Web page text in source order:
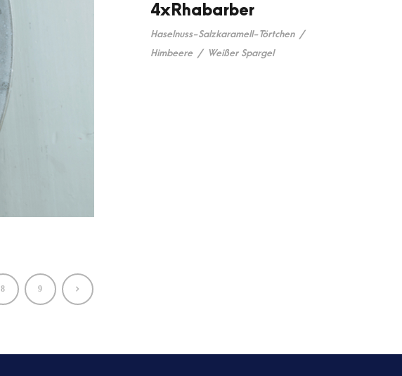
4xRhabarber
Haselnuss-Salzkaramell-Törtchen /
Himbeere / Weißer Spargel
8 9